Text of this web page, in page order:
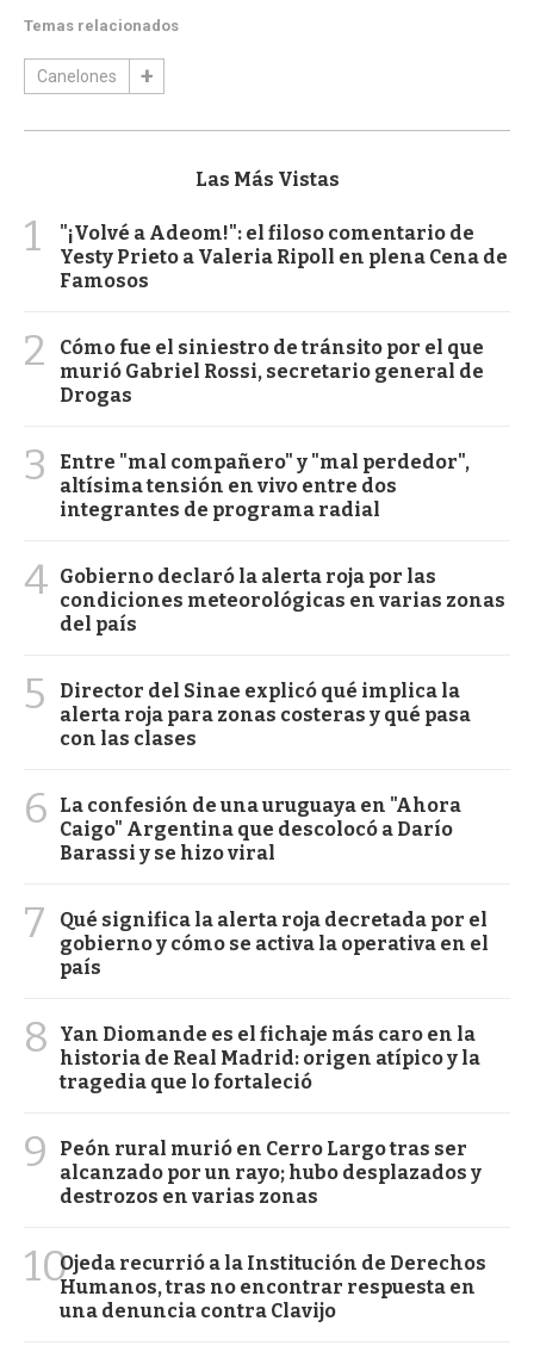
Temas relacionados
Canelones
Las Más Vistas
1
"¡Volvé a Adeom!": el filoso comentario de
Yesty Prieto a Valeria Ripoll en plena Cena de
Famosos
2
Cómo fue el siniestro de tránsito por el que
murió Gabriel Rossi, secretario general de
Drogas
3
Entre "mal compañero" y "mal perdedor",
altísima tensión en vivo entre dos
integrantes de programa radial
4 Gobierno declaró la alerta roja por las
condiciones meteorológicas en varias zonas
del país
5
Director del Sinae explicó qué implica la
alerta roja para zonas costeras y qué pasa
con las clases
6
La confesión de una uruguaya en "Ahora
Caigo" Argentina que descolocó a Darío
Barassi y se hizo viral
7
Qué significa la alerta roja decretada por el
gobierno y cómo se activa la operativa en el
país
8
Yan Diomande es el fichaje más caro en la
historia de Real Madrid: origen atípico y la
tragedia que lo fortaleció
9
Peón rural murió en Cerro Largo tras ser
alcanzado por un rayo; hubo desplazados y
destrozos en varias zonas
10Ojeda recurrió a la Institución de Derechos
Humanos, tras no encontrar respuesta en
una denuncia contra Clavijo